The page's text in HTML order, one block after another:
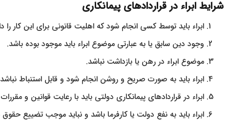
شرایط ابراء در قراردادهای پیمانکاری
ابراء باید توسط کسی انجام شود که اهلیت قانونی برای این کار را
وجود دین سابق یا به عبارتی موضوع ابراء باید موجود بوده باشد.
موضوع ابراء در رهن یا بازداشت نباشد.
ابراء باید به صورت صریح و روشن انجام شود و قابل استنباط
ابراء در قراردادهای پیمانکاری دولتی باید با رعایت قوانین و
ابراء باید به نفع دولت یا کارفرما باشد و نباید موجب تضییع